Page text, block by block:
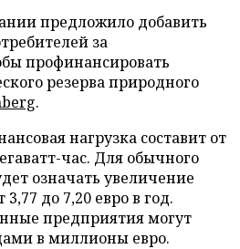
предложило добавить
за
профинансировать
резерва природного
.
нагрузка составит от
час. Для обычного
означать увеличение
до 7,20 евро в год.
предприятия могут
в миллионы евро.